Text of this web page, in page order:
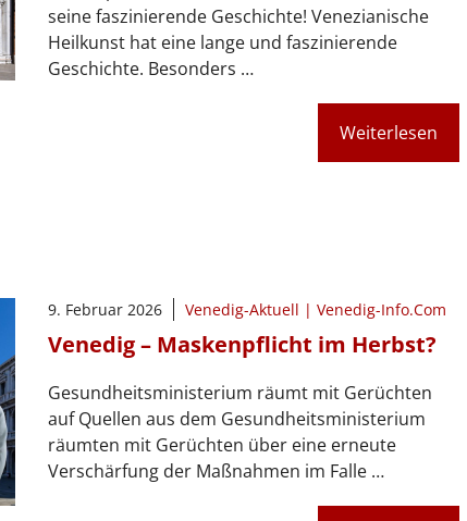
seine faszinierende Geschichte! Venezianische
Heilkunst hat eine lange und faszinierende
Geschichte. Besonders …
Weiterlesen
9. Februar 2026 Venedig-Aktuell | Venedig-Info.Com
Venedig – Maskenpflicht im Herbst?
Gesundheitsministerium räumt mit Gerüchten
auf Quellen aus dem Gesundheitsministerium
räumten mit Gerüchten über eine erneute
Verschärfung der Maßnahmen im Falle …